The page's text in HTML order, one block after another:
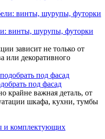
винты, шурупы, футорки
зависит не только от
или декоративного
под фасад
крайне важная деталь, от
шкафа, кухни, тумбы
и комплектующих